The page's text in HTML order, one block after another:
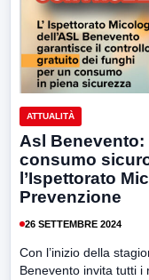
ATTUALITÀ
Asl
consumo
l’Ispettorato
Prevenzione
26 SETTEMBRE 2024
Con l’inizio della
Benevento invita tutti i